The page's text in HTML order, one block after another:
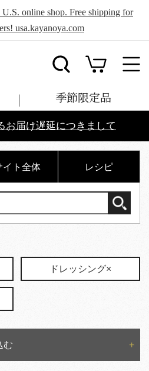
online shop. Free shipping for
usa.kayanoya.com
季節限定品
お届け遅延につきまして
イト全体 レシピ
ドレッシング×
む